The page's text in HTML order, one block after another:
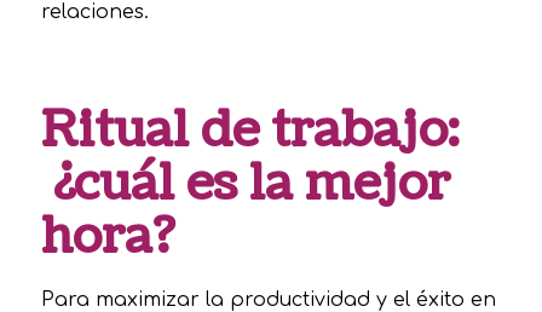
relaciones.
Ritual de trabajo:
¿cuál es la mejor
hora?
Para maximizar la productividad y el éxito en